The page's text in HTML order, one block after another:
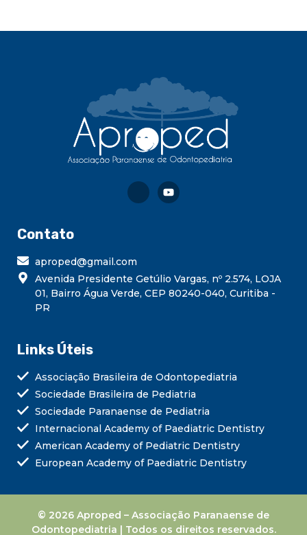
Contato
aproped@gmail.com
Avenida Presidente Getúlio Vargas, nº 2.574, LOJA
01, Bairro Água Verde, CEP 80240-040, Curitiba -
PR
Links Úteis
Associação Brasileira de Odontopediatria
Sociedade Brasileira de Pediatria
Sociedade Paranaense de Pediatria
Internacional Academy of Paediatric Dentistry
American Academy of Pediatric Dentistry
European Academy of Paediatric Dentistry
© 2026 Aproped – Associação Paranaense de
Odontopediatria | Todos os direitos reservados.